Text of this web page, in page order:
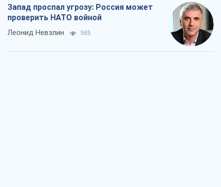
Запад проспал угрозу: Россия может
проверить НАТО войной
Леонид Невзлин 585